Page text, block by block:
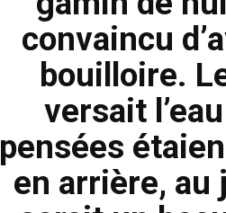
convaincu
bouilloire.
versait
pensées
en arrière, au